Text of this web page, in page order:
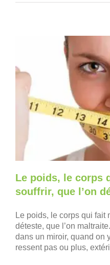
Le poids, le corps
souffrir, que l’on
Le poids, le corps qui fait
déteste, que l’on
dans un miroir, quand on
ressent pas ou plus,